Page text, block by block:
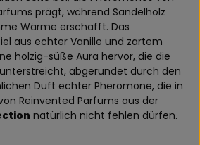
prägt, während Sandelholz
Wärme erschafft. Das
aus echter Vanille und zartem
holzig-süße Aura hervor, die die
abgerundet durch den
Duft echter Pheromone, die in
Reinvented Parfums aus der
natürlich nicht fehlen dürfen.